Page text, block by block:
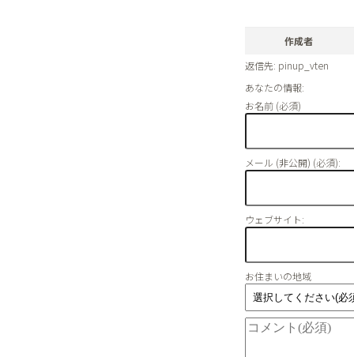
作成者
返信先: pinup_vten
あなたの情報:
お名前 (必須)
メール (非公開) (必須):
ウェブサイト:
お住まいの地域